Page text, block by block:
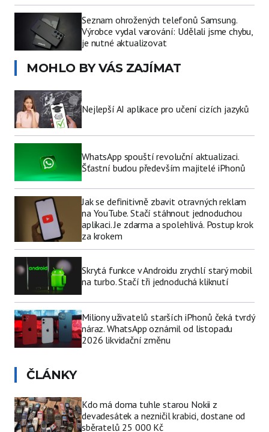
Seznam ohrožených telefonů Samsung.
Výrobce vydal varování: Udělali jsme chybu,
je nutné aktualizovat
MOHLO BY VÁS ZAJÍMAT
Nejlepší AI aplikace pro učení cizích jazyků
WhatsApp spouští revoluční aktualizaci.
Šťastní budou především majitelé iPhonů
Jak se definitivně zbavit otravných reklam
na YouTube. Stačí stáhnout jednoduchou
aplikaci. Je zdarma a spolehlivá. Postup krok
za krokem
Skrytá funkce v Androidu zrychlí starý mobil
na turbo. Stačí tři jednoduchá kliknutí
Miliony uživatelů starších iPhonů čeká tvrdý
náraz. WhatsApp oznámil od listopadu
2026 likvidační změnu
ČLÁNKY
Kdo má doma tuhle starou Nokii z
devadesátek a nezničil krabici, dostane od
sběratelů 25 000 Kč